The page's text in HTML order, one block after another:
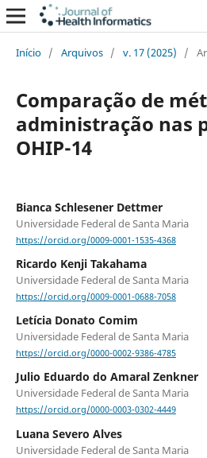
Início / Arquivos / v. 17 (2025) /
Comparação de
administração nas
OHIP-14
Bianca Schlesener Dettmer
Universidade Federal de Santa Maria
https://orcid.org/0009-0001-1535-4368
Ricardo Kenji Takahama
Universidade Federal de Santa Maria
https://orcid.org/0009-0001-0688-7058
Letícia Donato Comim
Universidade Federal de Santa Maria
https://orcid.org/0000-0002-9386-4785
Julio Eduardo do Amaral Zenkner
Universidade Federal de Santa Maria
https://orcid.org/0000-0003-0302-4449
Luana Severo Alves
Universidade Federal de Santa Maria